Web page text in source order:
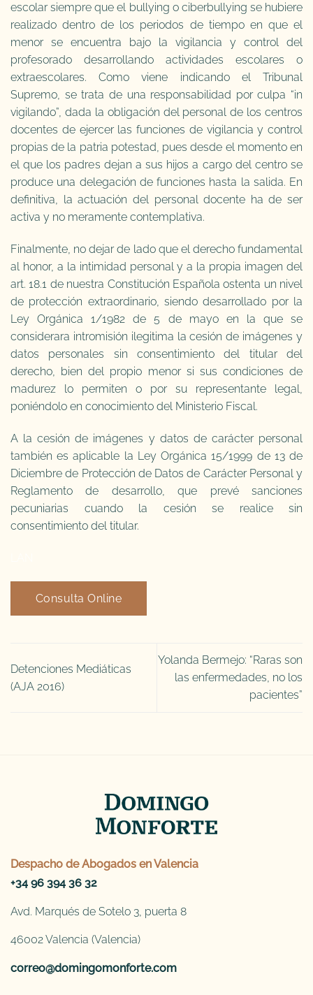
escolar siempre que el bullying o ciberbullying se hubiere
realizado dentro de los periodos de tiempo en que el
menor se encuentra bajo la vigilancia y control del
profesorado desarrollando actividades escolares o
extraescolares. Como viene indicando el Tribunal
Supremo, se trata de una responsabilidad por culpa “in
vigilando”, dada la obligación del personal de los centros
docentes de ejercer las funciones de vigilancia y control
propias de la patria potestad, pues desde el momento en
el que los padres dejan a sus hijos a cargo del centro se
produce una delegación de funciones hasta la salida. En
definitiva, la actuación del personal docente ha de ser
activa y no meramente contemplativa.
Finalmente, no dejar de lado que el derecho fundamental
al honor, a la intimidad personal y a la propia imagen del
art. 18.1 de nuestra Constitución Española ostenta un nivel
de protección extraordinario, siendo desarrollado por la
Ley Orgánica 1/1982 de 5 de mayo en la que se
considerara intromisión ilegitima la cesión de imágenes y
datos personales sin consentimiento del titular del
derecho, bien del propio menor si sus condiciones de
madurez lo permiten o por su representante legal,
poniéndolo en conocimiento del Ministerio Fiscal.
A la cesión de imágenes y datos de carácter personal
también es aplicable la Ley Orgánica 15/1999 de 13 de
Diciembre de Protección de Datos de Carácter Personal y
Reglamento de desarrollo, que prevé sanciones
pecuniarias cuando la cesión se realice sin
consentimiento del titular.
Consulta Online
Detenciones Mediáticas
(AJA 2016)
Yolanda Bermejo: “Raras son
las enfermedades, no los
pacientes”
Despacho de Abogados en Valencia
+34 96 394 36 32
Avd. Marqués de Sotelo 3, puerta 8
46002 Valencia (Valencia)
correo@domingomonforte.com